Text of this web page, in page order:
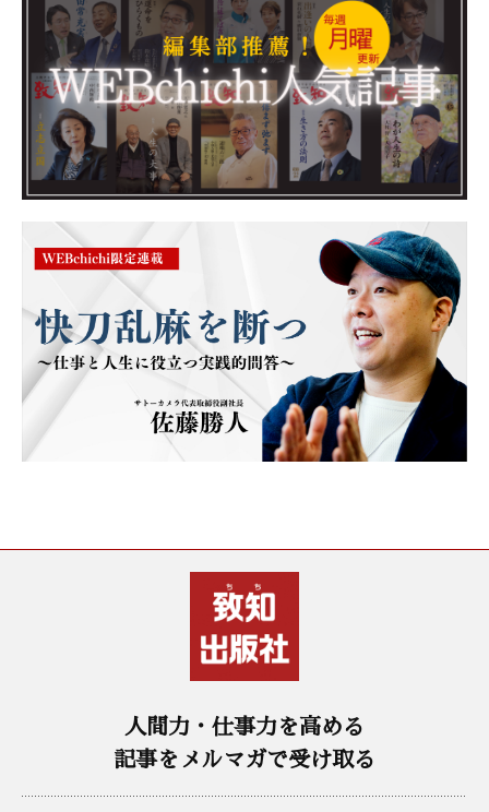
人間力・仕事力を高める
記事をメルマガで受け取る